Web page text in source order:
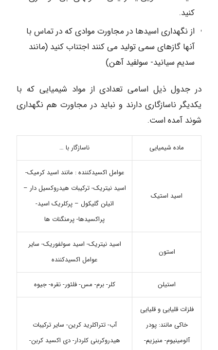
کنید.
از نگهداری اسیدها در مجاورت موادی که در تماس با
آنها گازهای سمی تولید می کنند اجتناب کنید (مانند
سدیم سیانید- سولفید آهن)
در جدول ذیل اسامی تعدادی از مواد شیمیایی که با
یکدیگر ناسازگاری دارند و نباید در مجاورت هم نگهداری
شوند آمده است.
ماده شیمیایی ناسازگار با …
اسید استیک
عوامل اکسیدکننده : مانند اسید کرمیک-
اسید نیتریک- ترکیبات هیدروکسیل دار –
اتیلن گلیکول – پرکلریک اسید-
پراکسیدها- پرمنگنات ها
استون
اسید نیتریک- اسید سولفوریک- سایر
عوامل اکسیدکننده
استیلن کلر- برم- مس- فلئور- نقره- جیوه
فلزات قلیایی و قلیایی
خاکی مانند: پودر
آلومینیوم- منیزیم-
آب- تتراکلرید کرین- سایر ترکیبات
هیدروکربنی کلردار- دی اکسید کربن-